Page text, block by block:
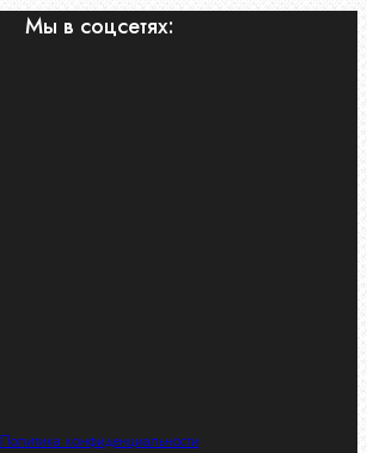
Мы в соцсетях:
Политика конфиденциальности